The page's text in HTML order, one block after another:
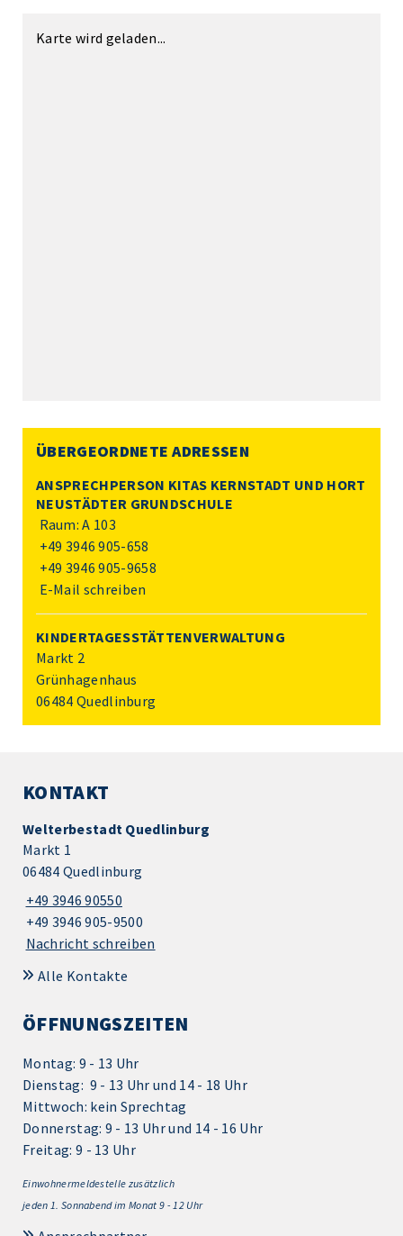
Karte wird geladen...
ÜBERGEORDNETE ADRESSEN
ANSPRECHPERSON KITAS KERNSTADT UND HORT
NEUSTÄDTER GRUNDSCHULE
Raum: A 103
+49 3946 905-658
+49 3946 905-9658
E-Mail schreiben
KINDERTAGESSTÄTTENVERWALTUNG
Markt 2
Grünhagenhaus
06484 Quedlinburg
KONTAKT
Welterbestadt Quedlinburg
Markt 1
06484 Quedlinburg
+49 3946 90550
+49 3946 905-9500
Nachricht schreiben
Alle Kontakte
ÖFFNUNGSZEITEN
Montag: 9 - 13 Uhr
Dienstag: 9 - 13 Uhr und 14 - 18 Uhr
Mittwoch: kein Sprechtag
Donnerstag: 9 - 13 Uhr und 14 - 16 Uhr
Freitag: 9 - 13 Uhr
Einwohnermeldestelle zusätzlich
jeden 1. Sonnabend im Monat 9 - 12 Uhr